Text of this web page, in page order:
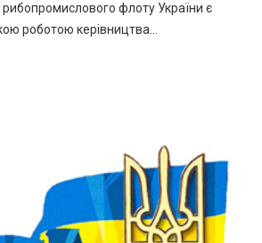
рибопромислового флоту України є
роботою керівництва…